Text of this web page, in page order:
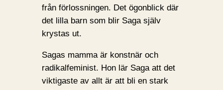
från förlossningen. Det ögonblick där
det lilla barn som blir Saga själv
krystas ut.
Sagas mamma är konstnär och
radikalfeminist. Hon lär Saga att det
viktigaste av allt är att bli en stark